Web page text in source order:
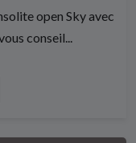
open Sky avec
conseil...